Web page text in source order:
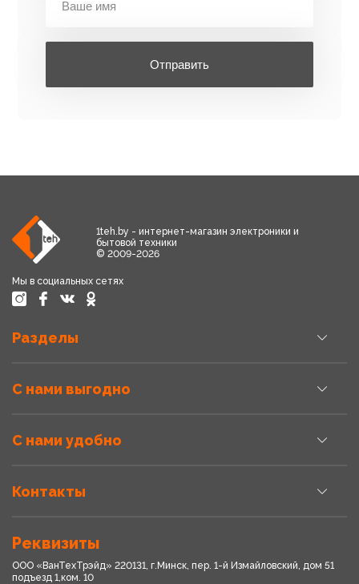
Отправить
1teh.by - интернет-магазин электроники и
бытовой техники
© 2009-2026
Мы в социальных сетях
Разделы
С нами выгодно
С нами удобно
Контакты
Реквизиты
ООО «ВанТехТрэйд» 220131, г.Минск, пер. 1-й Измайловский, дом 51
подъезд 1,ком. 10